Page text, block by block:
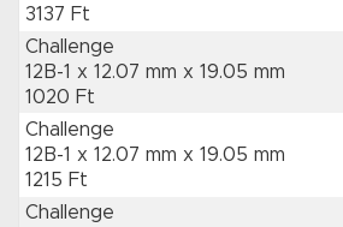
3137 Ft
Challenge
12B-1 x 12.07 mm x 19.05 mm
1020 Ft
Challenge
12B-1 x 12.07 mm x 19.05 mm
1215 Ft
Challenge